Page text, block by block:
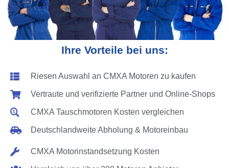
Ihre Vorteile bei uns:
Riesen Auswahl an CMXA Motoren zu kaufen
Vertraute und verifizierte Partner und Online-Shops
CMXA Tauschmotoren Kosten vergleichen
Deutschlandweite Abholung & Motoreinbau
CMXA Motorinstandsetzung Kosten